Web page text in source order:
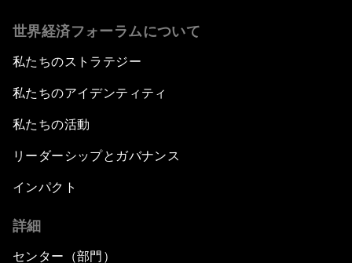
世界経済フォーラムについて
私たちのストラテジー
私たちのアイデンティティ
私たちの活動
リーダーシップとガバナンス
インパクト
詳細
センター（部門）